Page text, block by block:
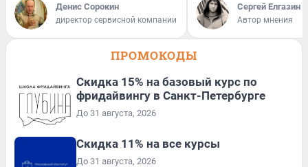
Денис Сорокин
директор сервисной компании
Сергей Елгазин
Автор мнения
ПРОМОКОДЫ
Скидка 15% на базовый курс по
фридайвингу в Санкт-Петербурге
До 31 августа, 2026
Скидка 11% на все курсы
До 31 августа, 2026